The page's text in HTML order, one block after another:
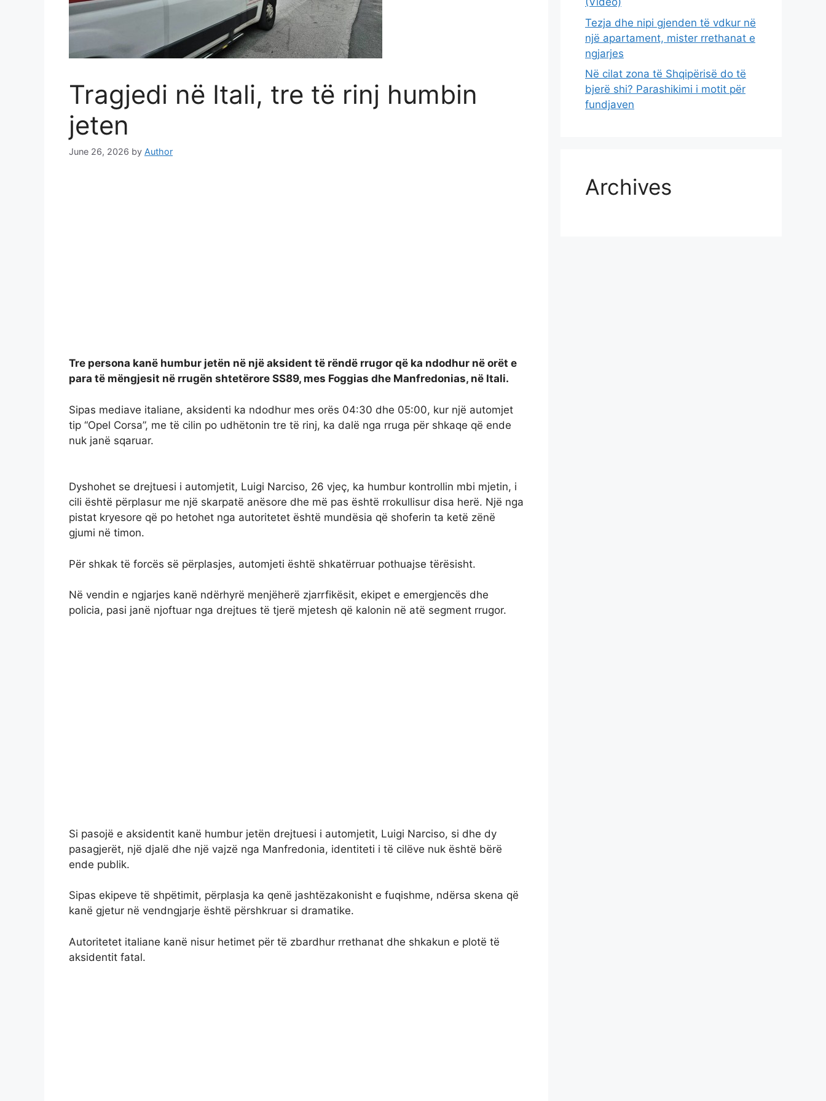
Tragjedi në Itali, tre të rinj humbin
jeten
June 26, 2026 by Author
Tre persona kanë humbur jetën në një aksident të rëndë rrugor që ka ndodhur në orët e
para të mëngjesit në rrugën shtetërore SS89, mes Foggias dhe Manfredonias, në Itali.
Sipas mediave italiane, aksidenti ka ndodhur mes orës 04:30 dhe 05:00, kur një automjet
tip “Opel Corsa”, me të cilin po udhëtonin tre të rinj, ka dalë nga rruga për shkaqe që ende
nuk janë sqaruar.
Dyshohet se drejtuesi i automjetit, Luigi Narciso, 26 vjeç, ka humbur kontrollin mbi mjetin, i
cili është përplasur me një skarpatë anësore dhe më pas është rrokullisur disa herë. Një nga
pistat kryesore që po hetohet nga autoritetet është mundësia që shoferin ta ketë zënë
gjumi në timon.
Për shkak të forcës së përplasjes, automjeti është shkatërruar pothuajse tërësisht.
Në vendin e ngjarjes kanë ndërhyrë menjëherë zjarrfikësit, ekipet e emergjencës dhe
policia, pasi janë njoftuar nga drejtues të tjerë mjetesh që kalonin në atë segment rrugor.
Si pasojë e aksidentit kanë humbur jetën drejtuesi i automjetit, Luigi Narciso, si dhe dy
pasagjerët, një djalë dhe një vajzë nga Manfredonia, identiteti i të cilëve nuk është bërë
ende publik.
Sipas ekipeve të shpëtimit, përplasja ka qenë jashtëzakonisht e fuqishme, ndërsa skena që
kanë gjetur në vendngjarje është përshkruar si dramatike.
Autoritetet italiane kanë nisur hetimet për të zbardhur rrethanat dhe shkakun e plotë të
aksidentit fatal.
Tezja dhe nipi gjenden të vdkur në
një apartament, mister rrethanat e
ngjarjes
Në cilat zona të Shqipërisë do të
bjerë shi? Parashikimi i motit për
fundjaven
Archives